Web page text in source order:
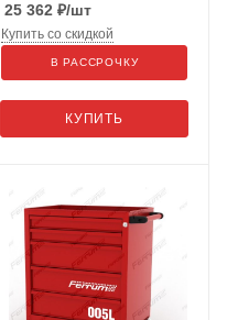
25 362 ₽/шт
КУПИТЬ
Купить со скидкой
В РАССРОЧКУ